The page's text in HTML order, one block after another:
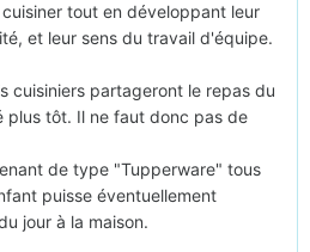
tout en développant leur
et leur sens du travail d'équipe.
cuisiniers partageront le repas du
plus tôt. Il ne faut donc pas de
de type "Tupperware" tous
puisse éventuellement
jour à la maison.